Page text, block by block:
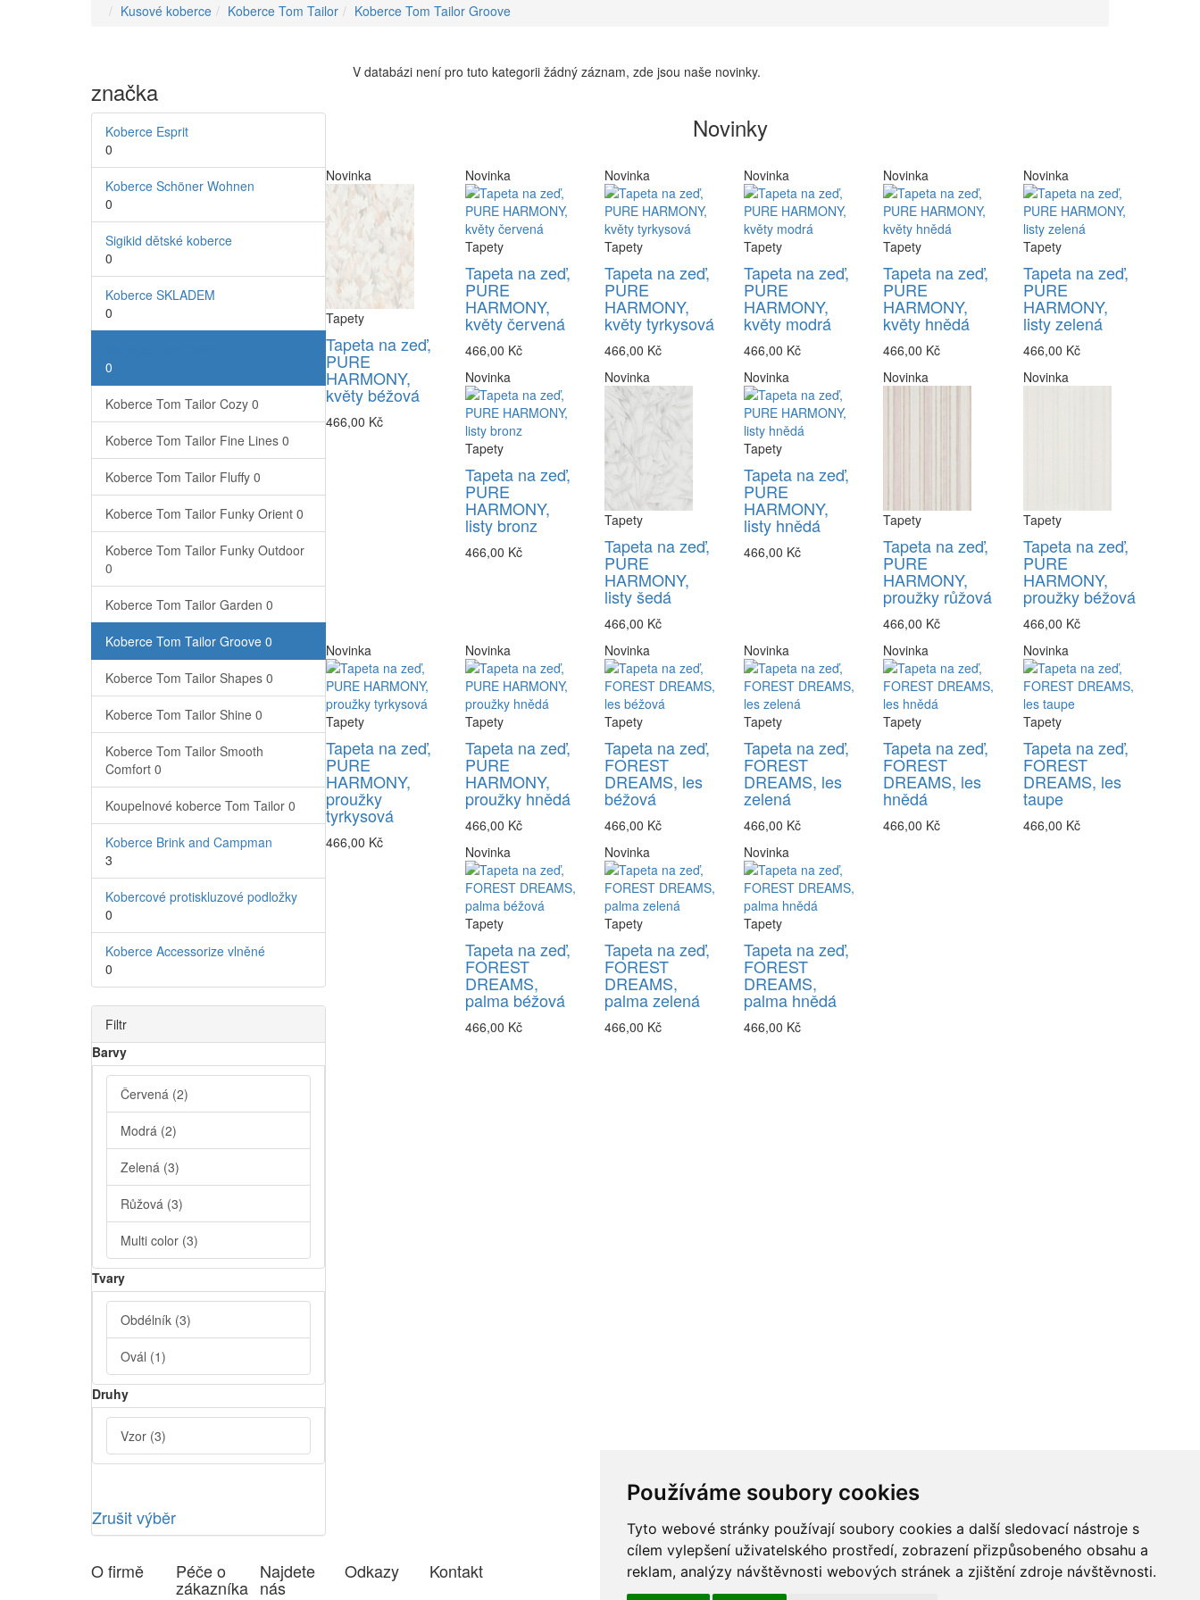
Používáme soubory cookies
Tyto webové stránky používají soubory cookies a další sledovací nástroje s
cílem vylepšení uživatelského prostředí, zobrazení přizpůsobeného obsahu a
reklam, analýzy návštěvnosti webových stránek a zjištění zdroje návštěvnosti.
Kusové koberce Koberce Tom Tailor Koberce Tom Tailor Groove
značka
Koberce Esprit
0
Koberce Schöner Wohnen
0
Sigikid dětské koberce
0
Koberce SKLADEM
0
0
Koberce Tom Tailor Cozy 0
Koberce Tom Tailor Fine Lines 0
Koberce Tom Tailor Fluffy 0
Koberce Tom Tailor Funky Orient 0
Koberce Tom Tailor Funky Outdoor
0
Koberce Tom Tailor Garden 0
Koberce Tom Tailor Groove 0
Koberce Tom Tailor Shapes 0
Koberce Tom Tailor Shine 0
Koberce Tom Tailor Smooth
Comfort 0
Koupelnové koberce Tom Tailor 0
Koberce Brink and Campman
3
Kobercové protiskluzové podložky
0
Koberce Accessorize vlněné
0
Filtr
Barvy
Červená (2)
Modrá (2)
Zelená (3)
Růžová (3)
Multi color (3)
Tvary
Obdélník (3)
Ovál (1)
Druhy
Vzor (3)
Zrušit výběr
V databázi není pro tuto kategorii žádný záznam, zde jsou naše novinky.
Novinky
Novinka
Tapety
Tapeta na zeď,
PURE
HARMONY,
květy béžová
466,00 Kč
Novinka
Tapety
Tapeta na zeď,
PURE
HARMONY,
květy červená
466,00 Kč
Novinka
Tapety
Tapeta na zeď,
PURE
HARMONY,
květy tyrkysová
466,00 Kč
Novinka
Tapety
Tapeta na zeď,
PURE
HARMONY,
květy modrá
466,00 Kč
Novinka
Tapety
Tapeta na zeď,
PURE
HARMONY,
květy hnědá
466,00 Kč
Novinka
Tapety
Tapeta na zeď,
PURE
HARMONY,
listy zelená
466,00 Kč
Novinka
Tapety
Tapeta na zeď,
PURE
HARMONY,
listy bronz
466,00 Kč
Novinka
Tapety
Tapeta na zeď,
PURE
HARMONY,
listy šedá
466,00 Kč
Novinka
Tapety
Tapeta na zeď,
PURE
HARMONY,
listy hnědá
466,00 Kč
Novinka
Tapety
Tapeta na zeď,
PURE
HARMONY,
proužky růžová
466,00 Kč
Novinka
Tapety
Tapeta na zeď,
PURE
HARMONY,
proužky béžová
466,00 Kč
Novinka
Tapety
Tapeta na zeď,
PURE
HARMONY,
proužky
tyrkysová
466,00 Kč
Novinka
Tapety
Tapeta na zeď,
PURE
HARMONY,
proužky hnědá
466,00 Kč
Novinka
Tapety
Tapeta na zeď,
FOREST
DREAMS, les
béžová
466,00 Kč
Novinka
Tapety
Tapeta na zeď,
FOREST
DREAMS, les
zelená
466,00 Kč
Novinka
Tapety
Tapeta na zeď,
FOREST
DREAMS, les
hnědá
466,00 Kč
Novinka
Tapety
Tapeta na zeď,
FOREST
DREAMS, les
taupe
466,00 Kč
Novinka
Tapety
Tapeta na zeď,
FOREST
DREAMS,
palma béžová
466,00 Kč
Novinka
Tapety
Tapeta na zeď,
FOREST
DREAMS,
palma zelená
466,00 Kč
Novinka
Tapety
Tapeta na zeď,
FOREST
DREAMS,
palma hnědá
466,00 Kč
O firmě Péče o
zákazníka
Najdete
nás
Odkazy Kontakt